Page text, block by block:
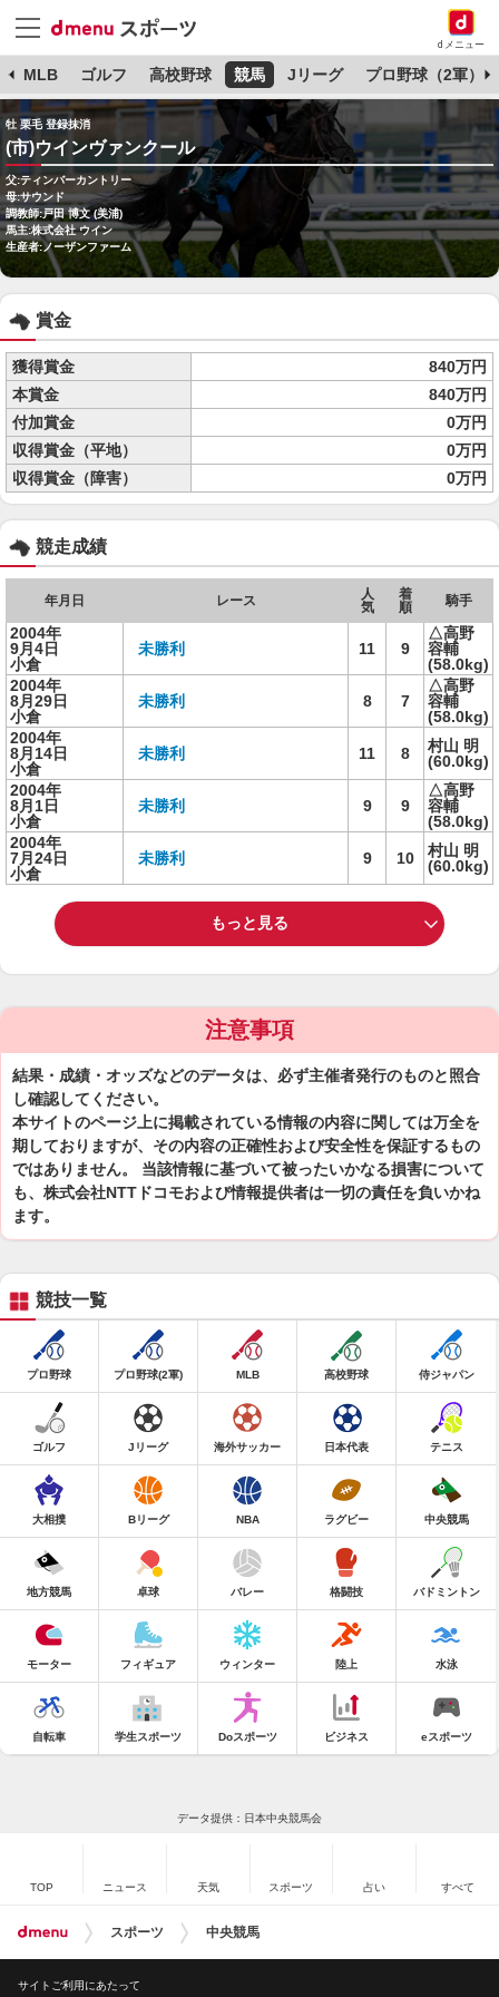
dメニュー
MLB ゴルフ 高校野球 競馬 Jリーグ プロ野球（2軍）
牡 栗毛 登録抹消
(市)ウインヴァンクール
父:ティンバーカントリー
母:サウンド
調教師:戸田 博文 (美浦)
馬主:株式会社 ウイン
生産者:ノーザンファーム
賞金
獲得賞金
840万円
本賞金
840万円
付加賞金
0万円
収得賞金（平地）
0万円
収得賞金（障害）
0万円
競走成績
年月日 レース
人
気
着
順
騎手
2004年
9月4日
小倉
未勝利 11 9
△高野
容輔
(58.0kg)
2004年
8月29日
小倉
未勝利 8 7
△高野
容輔
(58.0kg)
2004年
8月14日
小倉
未勝利 11 8
村山 明
(60.0kg)
2004年
8月1日
小倉
未勝利 9 9
△高野
容輔
(58.0kg)
2004年
7月24日
小倉
未勝利 9 10
村山 明
(60.0kg)
もっと見る
注意事項
結果・成績・オッズなどのデータは、必ず主催者発行のものと照合
し確認してください。
本サイトのページ上に掲載されている情報の内容に関しては万全を
期しておりますが、その内容の正確性および安全性を保証するもの
ではありません。 当該情報に基づいて被ったいかなる損害について
も、株式会社NTTドコモおよび情報提供者は一切の責任を負いかね
ます。
競技一覧
プロ野球 プロ野球(2軍) MLB 高校野球 侍ジャパン
ゴルフ Jリーグ 海外サッカー 日本代表 テニス
大相撲 Bリーグ NBA ラグビー 中央競馬
地方競馬 卓球 バレー 格闘技 バドミントン
モーター フィギュア ウィンター 陸上 水泳
自転車 学生スポーツ Doスポーツ ビジネス eスポーツ
データ提供：日本中央競馬会
TOP ニュース 天気 スポーツ 占い すべて
スポーツ 中央競馬
サイトご利用にあたって